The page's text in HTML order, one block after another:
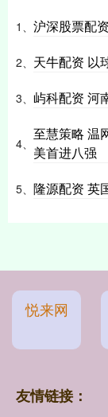
1、 沪深股票配
2、 天牛配资 以
3、 屿科配资 河
4、
至慧策略 温
美首进八强
5、 隆源配资 英
悦来网
友情链接：